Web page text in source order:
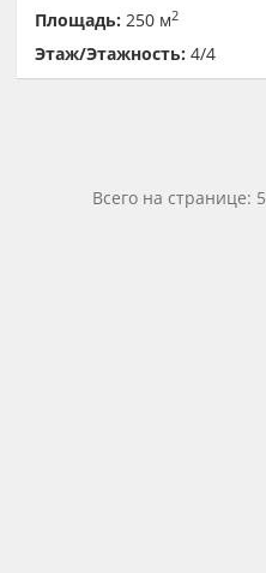
Площадь: 250 м2
Этаж/Этажность: 4/4
Всего на странице: 5